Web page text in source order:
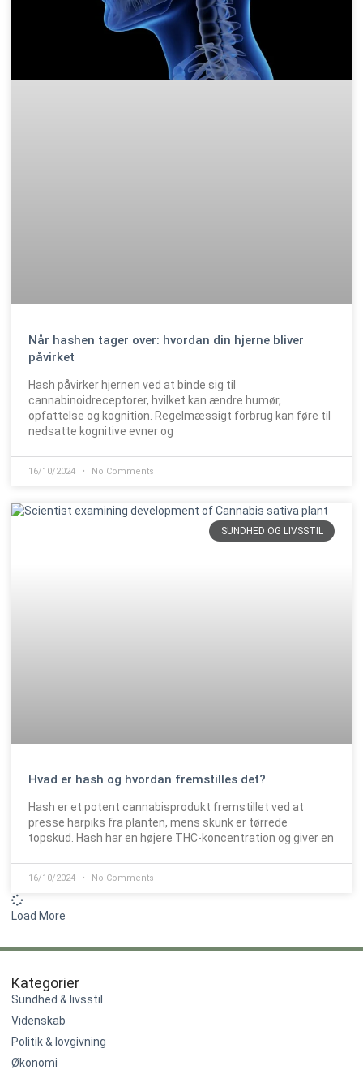
Når hashen tager over: hvordan din hjerne bliver
påvirket
Hash påvirker hjernen ved at binde sig til
cannabinoidreceptorer, hvilket kan ændre humør,
opfattelse og kognition. Regelmæssigt forbrug kan føre til
nedsatte kognitive evner og
16/10/2024 No Comments
SUNDHED OG LIVSSTIL
Hvad er hash og hvordan fremstilles det?
Hash er et potent cannabisprodukt fremstillet ved at
presse harpiks fra planten, mens skunk er tørrede
topskud. Hash har en højere THC-koncentration og giver en
16/10/2024 No Comments
Load More
Kategorier
Sundhed & livsstil
Videnskab
Politik & lovgivning
Økonomi